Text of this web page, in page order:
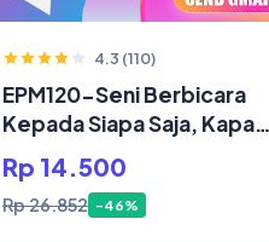
4.3 (110)
EPM120-Seni Berbicara
Kepada Siapa Saja, Kapan
Saja
Rp 14.500
Rp 26.852 -46%